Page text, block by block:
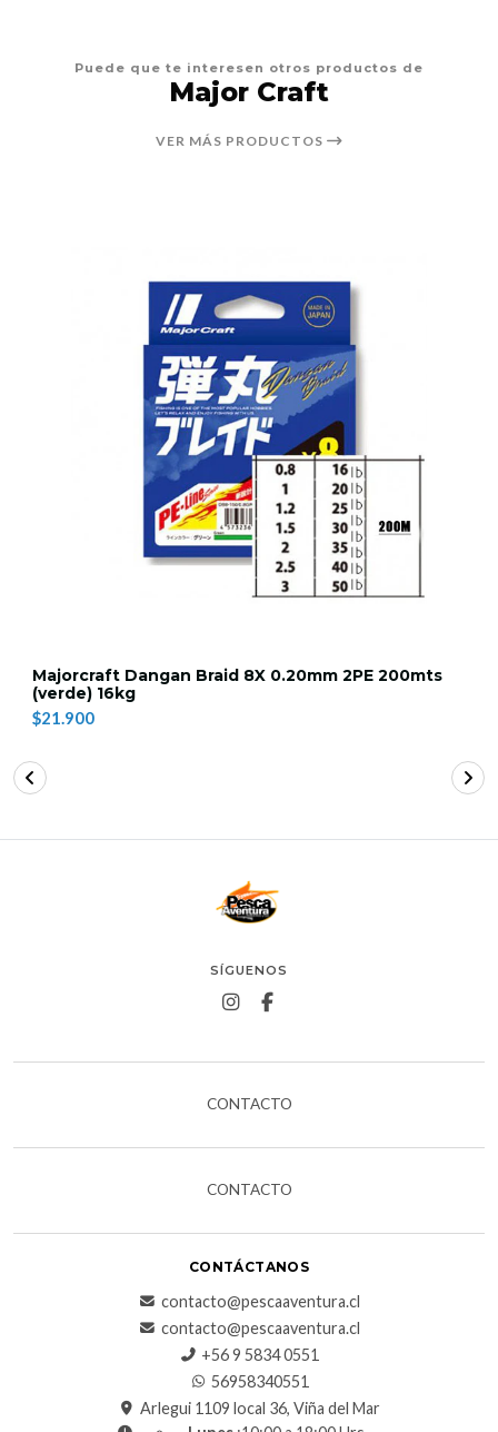
Puede que te interesen otros productos de
Major Craft
VER MÁS PRODUCTOS
Majorcraft Dangan Braid 8X 0.20mm 2PE 200mts
(verde) 16kg
$21.900
SÍGUENOS
CONTACTO
CONTACTO
CONTÁCTANOS
contacto@pescaaventura.cl
contacto@pescaaventura.cl
+56 9 5834 0551
56958340551
Arlegui 1109 local 36, Viña del Mar